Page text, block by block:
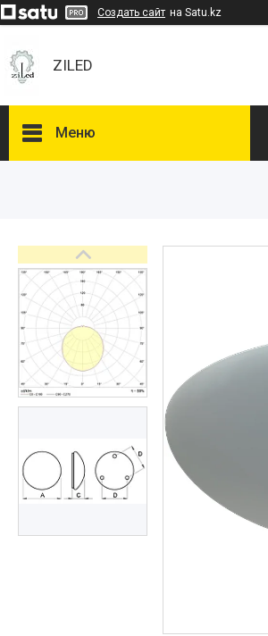
Создать сайт на Satu.kz
ZILED
Меню
ФАРЛАЙТ
АСТЗ
NLCO
INNOLUX
О нас
Отзывы